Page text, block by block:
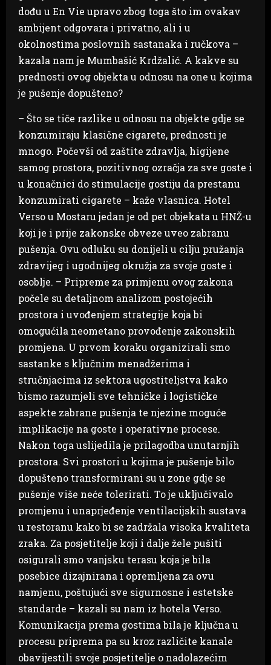
dođu u En Vie upravo zbog toga što im ovakav
ambijent odgovara i privatno, ali i u
okolnostima poslovnih sastanaka i ručkova –
kazala nam je Mumbašić Krdžalić. A kakve su
prednosti ovog objekta u odnosu na one u kojima
je pušenje dopušteno?
– Što se tiče razlike u odnosu na objekte gdje se
konzumiraju klasične cigarete, prednosti je
mnogo. Počevši od zaštite zdravlja, higijene
samog prostora, pozitivnog ozračja za sve goste i
u konačnici do stimulacije gostiju da prestanu
konzumirati cigarete – kaže vlasnica. Hotel
Verso u Mostaru jedan je od pet objekata u HNŽ-u
koji je i prije zakonske obveze uveo zabranu
pušenja. Ovu odluku su donijeli u cilju pružanja
zdravijeg i ugodnijeg okružja za svoje goste i
osoblje. – Pripreme za primjenu ovog zakona
počele su detaljnom analizom postojećih
prostora i uvođenjem strategije koja bi
omogućila neometano provođenje zakonskih
promjena. U prvom koraku organizirali smo
sastanke s ključnim menadžerima i
stručnjacima iz sektora ugostiteljstva kako
bismo razumjeli sve tehničke i logističke
aspekte zabrane pušenja te njezine moguće
implikacije na goste i operativne procese.
Nakon toga uslijedila je prilagodba unutarnjih
prostora. Svi prostori u kojima je pušenje bilo
dopušteno transformirani su u zone gdje se
pušenje više neće tolerirati. To je uključivalo
promjenu i unaprjeđenje ventilacijskih sustava
u restoranu kako bi se zadržala visoka kvaliteta
zraka. Za posjetitelje koji i dalje žele pušiti
osigurali smo vanjsku terasu koja je bila
posebice dizajnirana i opremljena za ovu
namjenu, poštujući sve sigurnosne i estetske
standarde – kazali su nam iz hotela Verso.
Komunikacija prema gostima bila je ključna u
procesu priprema pa su kroz različite kanale
obavijestili svoje posjetitelje o nadolazećim